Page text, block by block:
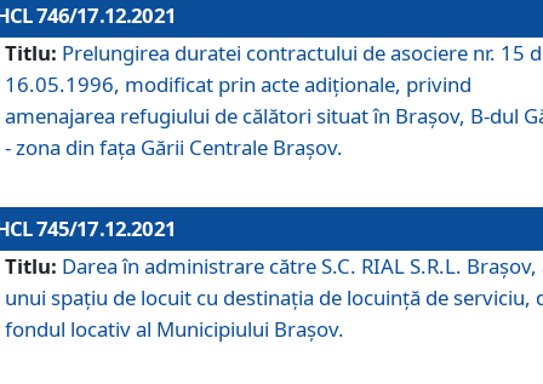
746/17.12.2021
Titlu: Prelungirea duratei contractului de asociere nr. 15
16.05.1996, modificat prin acte adiționale, privind
amenajarea refugiului de călători situat în Brașov, B-dul
- zona din faţa Gării Centrale Brașov.
745/17.12.2021
Titlu: Darea în administrare către S.C. RIAL S.R.L. Brașov,
unui spațiu de locuit cu destinația de locuință de serviciu,
fondul locativ al Municipiului Brașov.